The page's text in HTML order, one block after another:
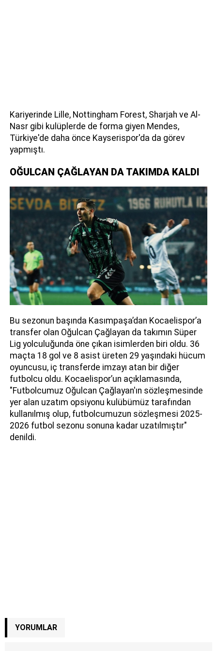
Kariyerinde Lille, Nottingham Forest, Sharjah ve Al-
Nasr gibi kulüplerde de forma giyen Mendes,
Türkiye'de daha önce Kayserispor'da da görev
yapmıştı.
OĞULCAN ÇAĞLAYAN DA TAKIMDA KALDI
Bu sezonun başında Kasımpaşa’dan Kocaelispor’a
transfer olan Oğulcan Çağlayan da takımın Süper
Lig yolculuğunda öne çıkan isimlerden biri oldu. 36
maçta 18 gol ve 8 asist üreten 29 yaşındaki hücum
oyuncusu, iç transferde imzayı atan bir diğer
futbolcu oldu. Kocaelispor’un açıklamasında,
"Futbolcumuz Oğulcan Çağlayan'ın sözleşmesinde
yer alan uzatım opsiyonu kulübümüz tarafından
kullanılmış olup, futbolcumuzun sözleşmesi 2025-
2026 futbol sezonu sonuna kadar uzatılmıştır"
denildi.
YORUMLAR